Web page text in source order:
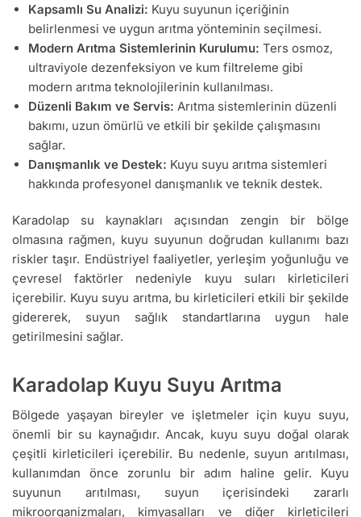
Kapsamlı Su Analizi: Kuyu suyunun içeriğinin
belirlenmesi ve uygun arıtma yönteminin seçilmesi.
Modern Arıtma Sistemlerinin Kurulumu: Ters osmoz,
ultraviyole dezenfeksiyon ve kum filtreleme gibi
modern arıtma teknolojilerinin kullanılması.
Düzenli Bakım ve Servis: Arıtma sistemlerinin düzenli
bakımı, uzun ömürlü ve etkili bir şekilde çalışmasını
sağlar.
Danışmanlık ve Destek: Kuyu suyu arıtma sistemleri
hakkında profesyonel danışmanlık ve teknik destek.
Karadolap su kaynakları açısından zengin bir bölge
olmasına rağmen, kuyu suyunun doğrudan kullanımı bazı
riskler taşır. Endüstriyel faaliyetler, yerleşim yoğunluğu ve
çevresel faktörler nedeniyle kuyu suları kirleticileri
içerebilir. Kuyu suyu arıtma, bu kirleticileri etkili bir şekilde
gidererek, suyun sağlık standartlarına uygun hale
getirilmesini sağlar.
Karadolap Kuyu Suyu Arıtma
Bölgede yaşayan bireyler ve işletmeler için kuyu suyu,
önemli bir su kaynağıdır. Ancak, kuyu suyu doğal olarak
çeşitli kirleticileri içerebilir. Bu nedenle, suyun arıtılması,
kullanımdan önce zorunlu bir adım haline gelir. Kuyu
suyunun arıtılması, suyun içerisindeki zararlı
mikroorganizmaları, kimyasalları ve diğer kirleticileri